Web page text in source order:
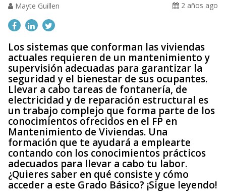
Mayte Guillen 2 años ago
Los sistemas que conforman las viviendas
actuales requieren de un mantenimiento y
supervisión adecuadas para garantizar la
seguridad y el bienestar de sus ocupantes.
Llevar a cabo tareas de fontanería, de
electricidad y de reparación estructural es
un trabajo complejo que forma parte de los
conocimientos ofrecidos en el FP en
Mantenimiento de Viviendas. Una
formación que te ayudará a emplearte
contando con los conocimientos prácticos
adecuados para llevar a cabo tu labor.
¿Quieres saber en qué consiste y cómo
acceder a este Grado Básico? ¡Sigue leyendo!